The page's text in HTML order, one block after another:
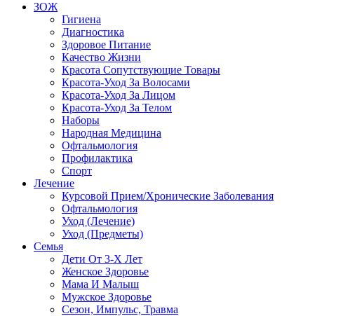
ЗОЖ
Гигиена
Диагностика
Здоровое Питание
Качество Жизни
Красота Сопутствующие Товары
Красота-Уход За Волосами
Красота-Уход За Лицом
Красота-Уход За Телом
Наборы
Народная Медицина
Офтальмология
Профилактика
Спорт
Лечение
Курсовой Прием/Хронические Заболевания
Офтальмология
Уход (Лечение)
Уход (Предметы)
Семья
Дети От 3-Х Лет
Женское Здоровье
Мама И Малыш
Мужское Здоровье
Сезон, Импульс, Травма